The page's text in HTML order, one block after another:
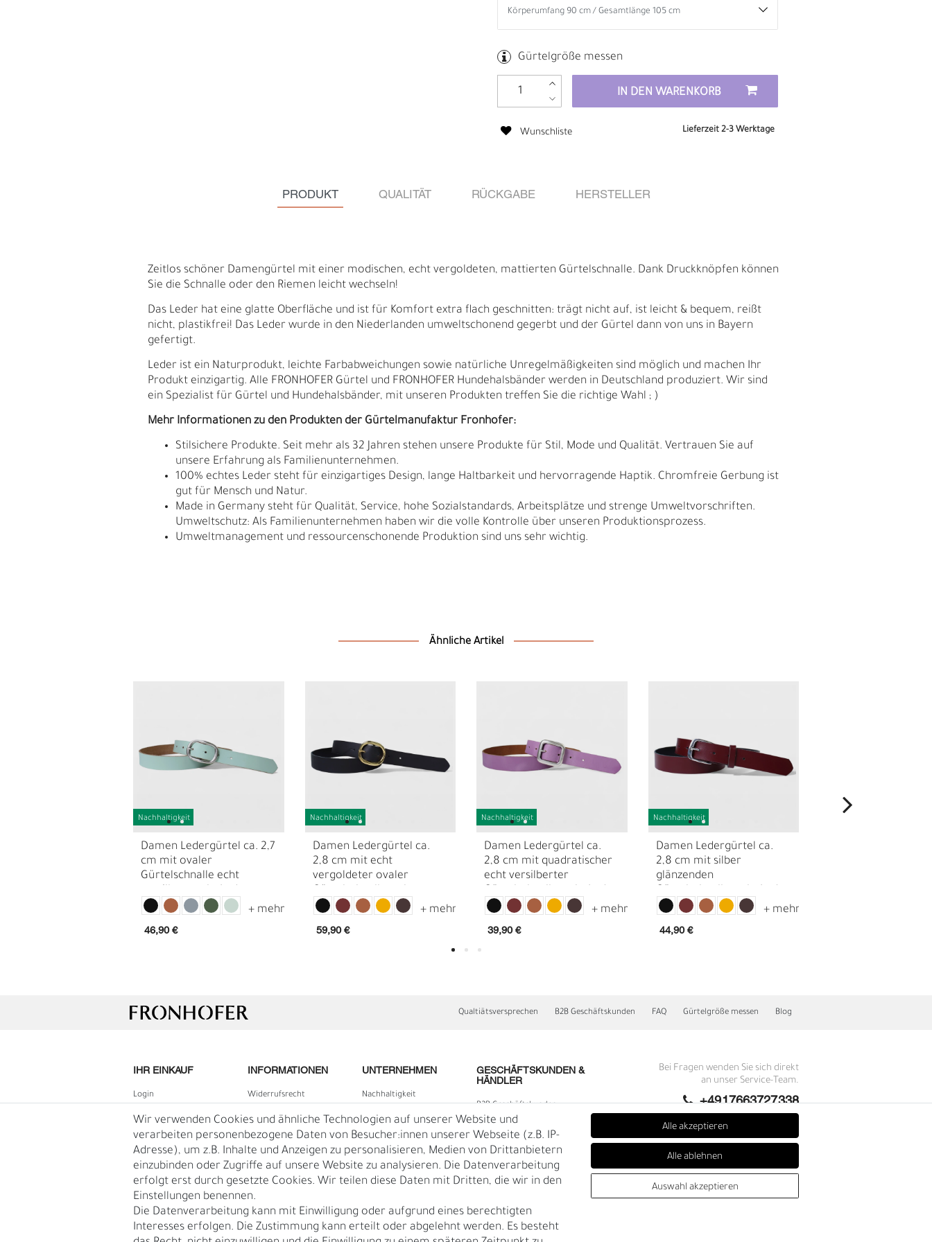
Ü
R
E
G
N
D
E
F N
E
Gürtelgröße messen
IN DEN WARENKORB
Wunschliste Lieferzeit 2-3 Werktage
PRODUKT QUALITÄT RÜCKGABE HERSTELLER
Zeitlos schöner Damengürtel mit einer modischen, echt vergoldeten, mattierten Gürtelschnalle. Dank Druckknöpfen können
Sie die Schnalle oder den Riemen leicht wechseln!
Das Leder hat eine glatte Oberfläche und ist für Komfort extra flach geschnitten: trägt nicht auf, ist leicht & bequem, reißt
nicht, plastikfrei! Das Leder wurde in den Niederlanden umweltschonend gegerbt und der Gürtel dann von uns in Bayern
gefertigt.
Leder ist ein Naturprodukt, leichte Farbabweichungen sowie natürliche Unregelmäßigkeiten sind möglich und machen Ihr
Produkt einzigartig. Alle FRONHOFER Gürtel und FRONHOFER Hundehalsbänder werden in Deutschland produziert. Wir sind
ein Spezialist für Gürtel und Hundehalsbänder, mit unseren Produkten treffen Sie die richtige Wahl ; )
Mehr Informationen zu den Produkten der Gürtelmanufaktur Fronhofer:
Stilsichere Produkte. Seit mehr als 32 Jahren stehen unsere Produkte für Stil, Mode und Qualität. Vertrauen Sie auf
unsere Erfahrung als Familienunternehmen.
100% echtes Leder steht für einzigartiges Design, lange Haltbarkeit und hervorragende Haptik. Chromfreie Gerbung ist
gut für Mensch und Natur.
Made in Germany steht für Qualität, Service, hohe Sozialstandards, Arbeitsplätze und strenge Umweltvorschriften.
Umweltschutz: Als Familienunternehmen haben wir die volle Kontrolle über unseren Produktionsprozess.
Umweltmanagement und ressourcenschonende Produktion sind uns sehr wichtig.
Ähnliche Artikel
Nachhaltigkeit
Damen Ledergürtel ca. 2,7
cm mit ovaler
Gürtelschnalle echt
46,90 €
Nachhaltigkeit
Damen Ledergürtel ca.
2,8 cm mit echt
vergoldeter ovaler
Ledergürtel
59,90 €
Nachhaltigkeit
Damen Ledergürtel ca.
2,8 cm mit quadratischer
echt versilberter
39,90 €
Nachhaltigkeit
Damen Ledergürtel ca.
2,8 cm mit silber
glänzenden
44,90 €
Qualtiätsversprechen B2B Geschäftskunden FAQ Gürtelgröße messen Blog
IHR EINKAUF
Login
B2B Login
Registrieren
Wunschliste
Warenkorb
Kasse
INFORMATIONEN
Widerrufs­recht
Impressum
Daten­schutz­erklärung
AGB
Blog
Vertrag
widerrufen
UNTERNEHMEN
Nachhaltigkeit
Kontakt
Über uns
Rückgabe
Gürtelgröße messen
GESCHÄFTSKUNDEN &
HÄNDLER
B2B Geschäftskunden
Bei Fragen wenden Sie sich direkt
an unser Service-Team.
+4917663727338
Montag - Freitag, 09:00 - 14:00
info@fronhofer.com
Gürtelmanufaktur Fronhofer,
93053 Regensburg, Nelkenweg 3b
Wir verwenden Cookies und ähnliche Technologien auf unserer Website und
verarbeiten personenbezogene Daten von Besucher:innen unserer Webseite (z.B. IP-
Adresse), um z.B. Inhalte und Anzeigen zu personalisieren, Medien von Drittanbietern
einzubinden oder Zugriffe auf unsere Website zu analysieren. Die Datenverarbeitung
erfolgt erst durch gesetzte Cookies. Wir teilen diese Daten mit Dritten, die wir in den
Einstellungen benennen.
Die Datenverarbeitung kann mit Einwilligung oder aufgrund eines berechtigten
Interesses erfolgen. Die Zustimmung kann erteilt oder abgelehnt werden. Es besteht
Alle akzeptieren
Alle ablehnen
Auswahl akzeptieren